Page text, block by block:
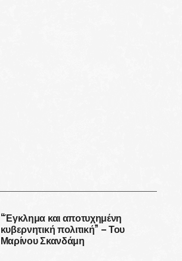
“Έγκλημα και αποτυχημένη
κυβερνητική πολιτική” – Του
Μαρίνου Σκανδάμη